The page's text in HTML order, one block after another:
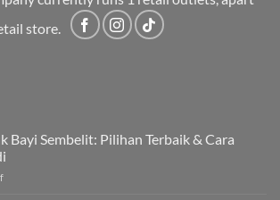
store.
Bayi Sembelit: Pilihan Terbaik & Cara
on